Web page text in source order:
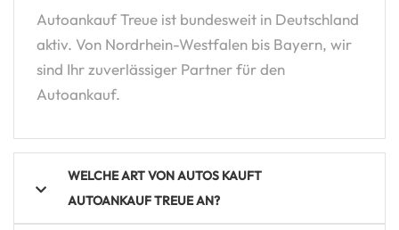
Autoankauf Treue ist bundesweit in Deutschland
aktiv. Von Nordrhein-Westfalen bis Bayern, wir
sind Ihr zuverlässiger Partner für den
Autoankauf.
WELCHE ART VON AUTOS KAUFT
AUTOANKAUF TREUE AN?